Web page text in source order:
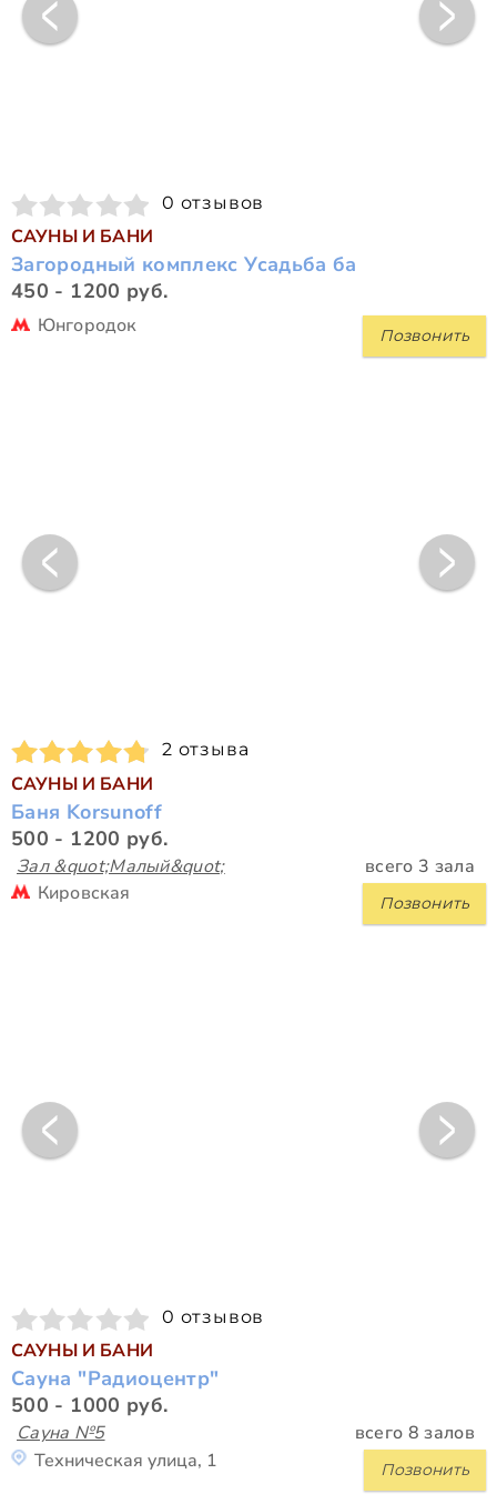
0 отзывов
САУНЫ И БАНИ
Загородный комплекс Усадьба ба
450 - 1200 руб.
Позвонить
Юнгородок
2 отзыва
САУНЫ И БАНИ
Баня Korsunoff
500 - 1200 руб.
Зал &quot;Малый&quot; всего 3 зала
Позвонить
Кировская
0 отзывов
САУНЫ И БАНИ
Сауна "Радиоцентр"
500 - 1000 руб.
Сауна №5 всего 8 залов
Позвонить
Техническая улица, 1